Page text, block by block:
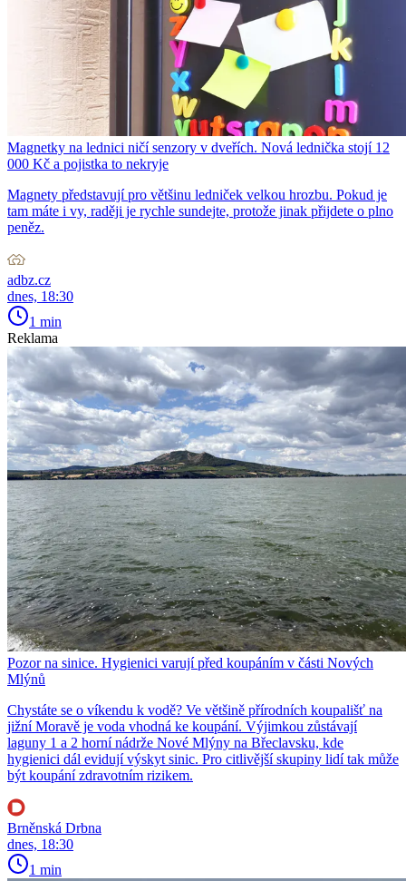
Magnetky na lednici ničí senzory v dveřích. Nová lednička stojí 12
000 Kč a pojistka to nekryje
Magnety představují pro většinu ledniček velkou hrozbu. Pokud je
tam máte i vy, raději je rychle sundejte, protože jinak přijdete o plno
peněz.
adbz.cz
dnes, 18:30
1 min
Reklama
Pozor na sinice. Hygienici varují před koupáním v části Nových
Mlýnů
Chystáte se o víkendu k vodě? Ve většině přírodních koupališť na
jižní Moravě je voda vhodná ke koupání. Výjimkou zůstávají
laguny 1 a 2 horní nádrže Nové Mlýny na Břeclavsku, kde
hygienici dál evidují výskyt sinic. Pro citlivější skupiny lidí tak může
být koupání zdravotním rizikem.
Brněnská Drbna
dnes, 18:30
1 min